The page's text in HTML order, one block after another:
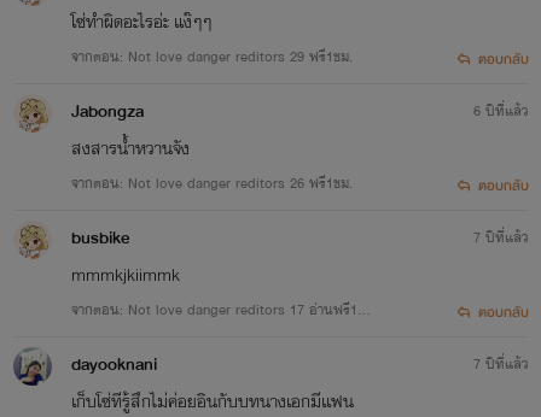
โซ่ทำผิดอะไรอ่ะ แง๊ๆๆ
จากตอน: Not love danger reditors 29 ฟรี1ชม. ตอบกลับ
Jabongza
สงสารน้ำหวานจัง
จากตอน: Not love danger reditors 26 ฟรี1ชม.
6 ปีที่แล้ว
ตอบกลับ
busbike
mmmkjkiimmk
จากตอน: Not love danger reditors 17 อ่านฟรี1 ช
7 ปีที่แล้ว
ตอบกลับ
dayooknani
เก็บโซ่ทีรู้สึกไม่ค่อยอินกับบทนางเอกมีเเฟน
7 ปีที่แล้ว